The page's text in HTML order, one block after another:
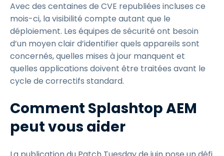
Avec des centaines de CVE republiées incluses ce
mois-ci, la visibilité compte autant que le
déploiement. Les équipes de sécurité ont besoin
d’un moyen clair d’identifier quels appareils sont
concernés, quelles mises à jour manquent et
quelles applications doivent être traitées avant le
cycle de correctifs standard.
Comment Splashtop AEM
peut vous aider